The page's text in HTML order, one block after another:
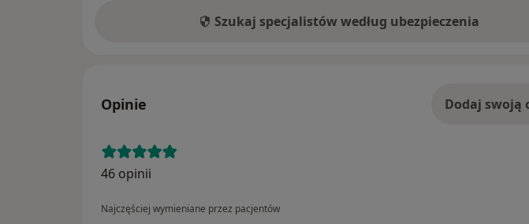
Szukaj specjalistów według ubezpieczenia
Opinie Dodaj swoją
46 opinii
Najczęściej wymieniane przez pacjentów